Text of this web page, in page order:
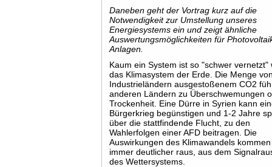
Daneben geht der Vortrag kurz auf die
Notwendigkeit zur Umstellung unseres
Energiesystems ein und zeigt ähnliche
Auswertungsmöglichkeiten für
Anlagen.
Kaum ein System ist so "schwer vernetzt"
das Klimasystem der Erde. Die Menge
Industrieländern ausgestoßenem CO2
anderen Ländern zu Überschwemungen
Trockenheit. Eine Dürre in Syrien kann
Bürgerkrieg begünstigen und 1-2 Jahre
über die stattfindende Flucht, zu den
Wahlerfolgen einer AFD beitragen. Die
Auswirkungen des Klimawandels kommen
immer deutlicher raus, aus dem
des Wettersystems.